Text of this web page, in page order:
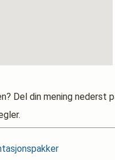
Del din mening nederst